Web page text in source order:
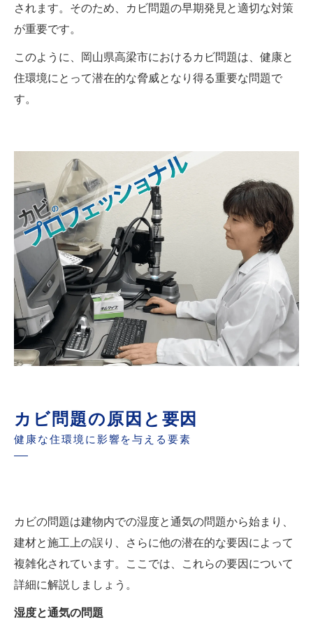
されます。そのため、カビ問題の早期発見と適切な対策
が重要です。
このように、岡山県高梁市におけるカビ問題は、健康と
住環境にとって潜在的な脅威となり得る重要な問題で
す。
カビ問題の原因と要因
健康な住環境に影響を与える要素
カビの問題は建物内での湿度と通気の問題から始まり、
建材と施工上の誤り、さらに他の潜在的な要因によって
複雑化されています。ここでは、これらの要因について
詳細に解説しましょう。
湿度と通気の問題